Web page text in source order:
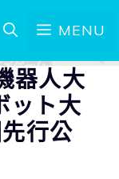
MENU
器人大
ット大
行公